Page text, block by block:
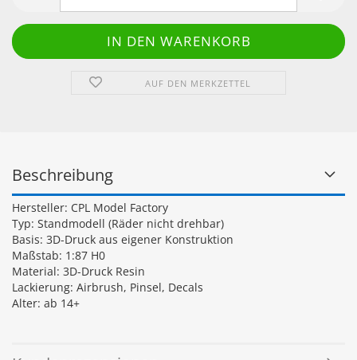
AUF DEN MERKZETTEL
Beschreibung
Hersteller: CPL Model Factory
Typ: Standmodell (Räder nicht drehbar)
Basis: 3D-Druck aus eigener Konstruktion
Maßstab: 1:87 H0
Material: 3D-Druck Resin
Lackierung: Airbrush, Pinsel, Decals
Alter: ab 14+